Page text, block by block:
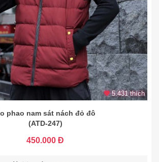
5.431 thích
phao nam sát nách đỏ đô
(ATD-247)
450.000 Đ